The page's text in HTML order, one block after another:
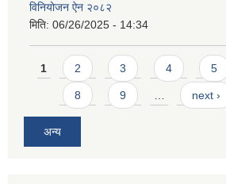
विनियोजन ऐन २०८२
मिति: 06/26/2025 - 14:34
Pages
1 2 3 4 5
8 9 next ›
अन्य